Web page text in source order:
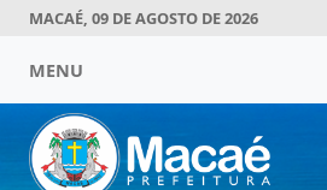
MACAÉ, 09 DE AGOSTO DE 2026
MENU